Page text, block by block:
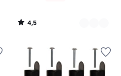
4,5
/